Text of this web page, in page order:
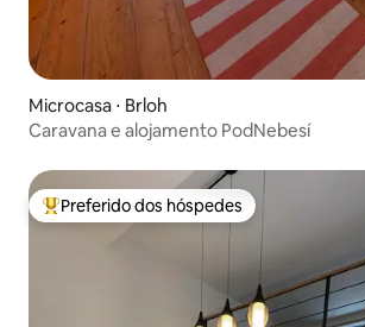
Microcasa ⋅ Brloh
Caravana e alojamento PodNebesí
Entre os melhores preferidos dos hóspedes
Preferido dos hóspedes